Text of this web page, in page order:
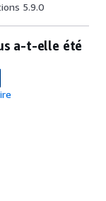
5.9.0
a-t-elle été